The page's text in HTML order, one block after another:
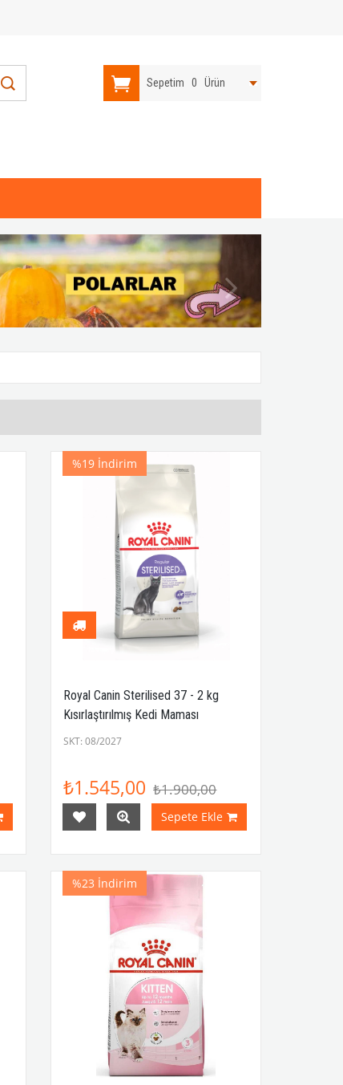
Sepetim 0 Ürün
Royal Canin Sterilised 37 - 2 kg
Kısırlaştırılmış Kedi Maması
SKT: 08/2027
₺1.545,00 ₺1.900,00
Sepete Ekle
%19 İndirim
%23 İndirim